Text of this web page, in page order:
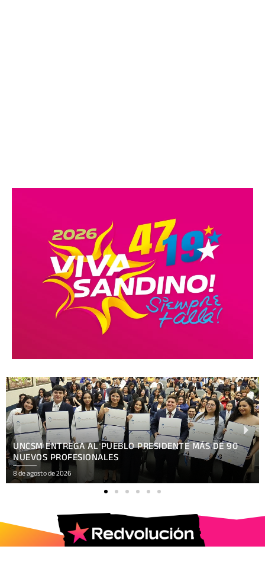
UNCSM ENTREGA AL PUEBLO PRESIDENTE MÁS DE 90
NUEVOS PROFESIONALES
8 de agosto de 2026